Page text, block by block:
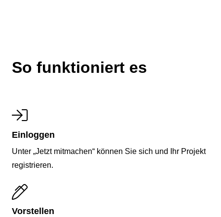
So funktioniert es
Einloggen
Unter „Jetzt mitmachen“ können Sie sich und Ihr Projekt
registrieren.
Vorstellen